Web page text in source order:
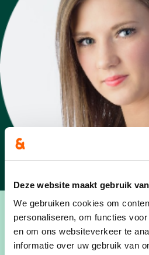
Deze website maakt gebruik
We gebruiken cookies om
personaliseren, om functies
en om ons websiteverkeer te
informatie over uw gebruik van